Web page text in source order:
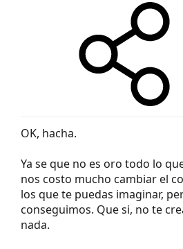
OK, hacha.
Ya se que no es oro todo lo
nos costo mucho cambiar el
los que te puedas imaginar,
conseguimos. Que si, no te
nada.